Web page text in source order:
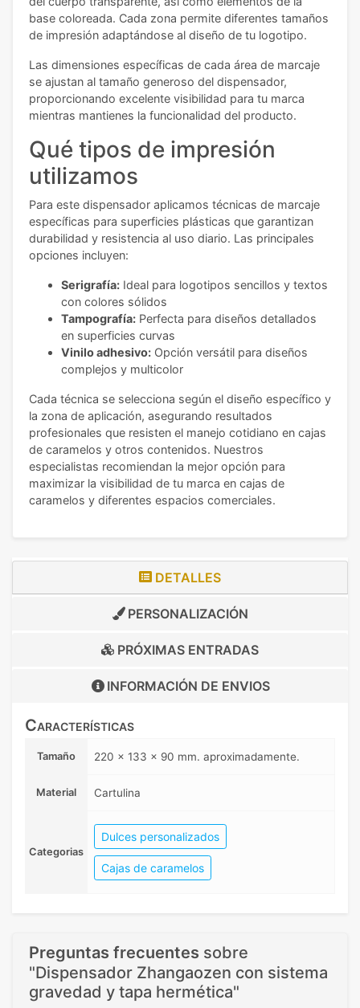
base coloreada. Cada zona permite diferentes tamaños
de impresión adaptándose al diseño de tu logotipo.
Las dimensiones específicas de cada área de marcaje
se ajustan al tamaño generoso del dispensador,
proporcionando excelente visibilidad para tu marca
mientras mantienes la funcionalidad del producto.
Qué tipos de impresión
utilizamos
Para este dispensador aplicamos técnicas de marcaje
específicas para superficies plásticas que garantizan
durabilidad y resistencia al uso diario. Las principales
opciones incluyen:
Serigrafía: Ideal para logotipos sencillos y textos
con colores sólidos
Tampografía: Perfecta para diseños detallados
en superficies curvas
Vinilo adhesivo: Opción versátil para diseños
complejos y multicolor
Cada técnica se selecciona según el diseño específico y
la zona de aplicación, asegurando resultados
profesionales que resisten el manejo cotidiano en cajas
de caramelos y otros contenidos. Nuestros
especialistas recomiendan la mejor opción para
maximizar la visibilidad de tu marca en cajas de
caramelos y diferentes espacios comerciales.
DETALLES
PERSONALIZACIÓN
PRÓXIMAS ENTRADAS
INFORMACIÓN DE ENVIOS
Características
Tamaño 220 x 133 x 90 mm. aproximadamente.
Material Cartulina
Categorias
Dulces personalizados
Cajas de caramelos
Preguntas frecuentes sobre
"Dispensador Zhangaozen con sistema
gravedad y tapa hermética"